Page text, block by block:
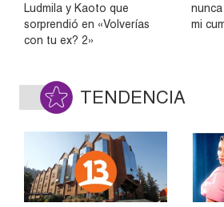
Ludmila y Kaoto que
sorprendió en «Volverías
con tu ex? 2»
mi
TENDENCIA